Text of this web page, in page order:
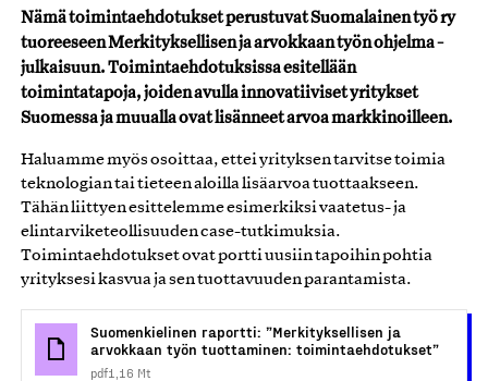
Nämä toimintaehdotukset perustuvat Suomalainen työ ry
tuoreeseen Merkityksellisen ja arvokkaan työn ohjelma -
julkaisuun. Toimintaehdotuksissa esitellään
toimintatapoja, joiden avulla innovatiiviset yritykset
Suomessa ja muualla ovat lisänneet arvoa markkinoilleen.
Haluamme myös osoittaa, ettei yrityksen tarvitse toimia
teknologian tai tieteen aloilla lisäarvoa tuottaakseen.
Tähän liittyen esittelemme esimerkiksi vaatetus- ja
elintarviketeollisuuden case-tutkimuksia.
Toimintaehdotukset ovat portti uusiin tapoihin pohtia
yrityksesi kasvua ja sen tuottavuuden parantamista.
Suomenkielinen raportti: ”Merkityksellisen ja
arvokkaan työn tuottaminen: toimintaehdotukset”
pdf1,16 Mt